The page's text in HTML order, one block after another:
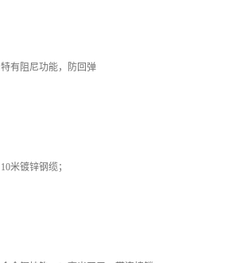
特有阻尼功能，防回弹
10米镀锌钢缆；